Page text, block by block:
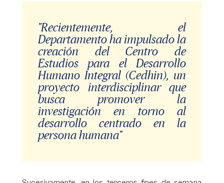
"Recientemente, el
Departamento ha impulsado la
creación del Centro de
Estudios para el Desarrollo
Humano Integral (Cedhin), un
proyecto interdisciplinar que
busca promover la
investigación en torno al
desarrollo centrado en la
persona humana"